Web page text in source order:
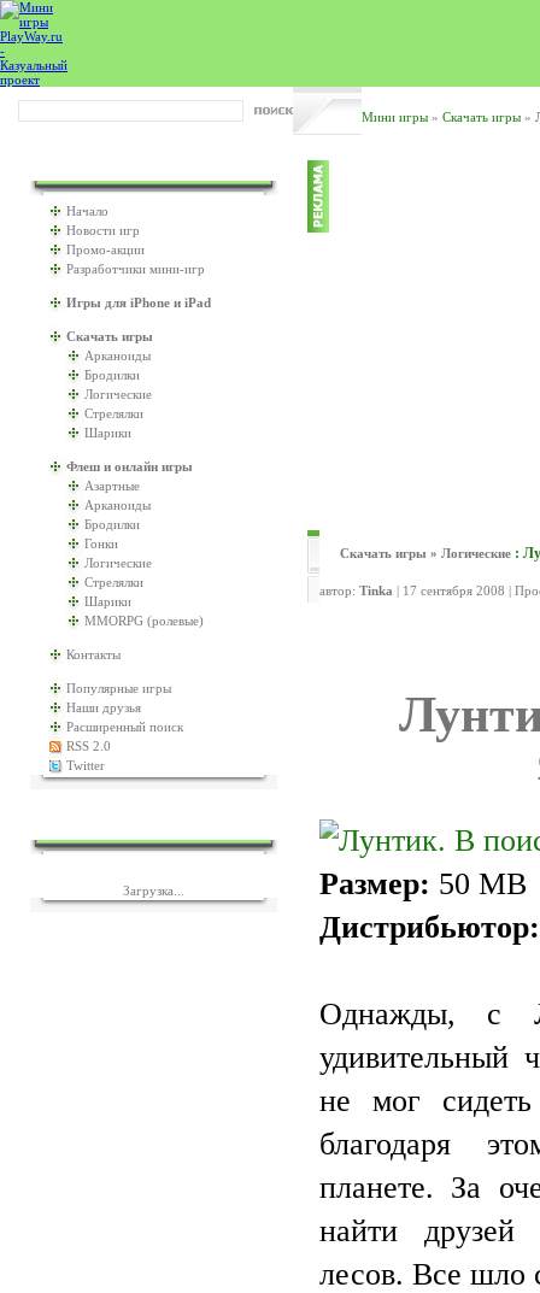
Мини игры » Скачать игры »
Начало
Новости игр
Промо-акции
Разработчики мини-игр
Игры для iPhone и iPad
Скачать игры
Арканоиды
Бродилки
Логические
Стрелялки
Шарики
Флеш и онлайн игры
Азартные
Арканоиды
Бродилки
Гонки
Логические
Стрелялки
Шарики
MMORPG (ролевые)
Контакты
Популярные игры
Наши друзья
Расширенный поиск
RSS 2.0
Twitter
Загрузка...
Скачать игры » Логические :
автор: Tinka | 17 сентября 2008 |
Размер: 50 MB
Дистрибьютор:
Однажды, с
удивительный
не мог
благодаря
планете. За
найти друзей
лесов. Все шло